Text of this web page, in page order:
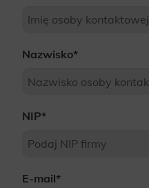
Nazwisko*
NIP*
E-mail*